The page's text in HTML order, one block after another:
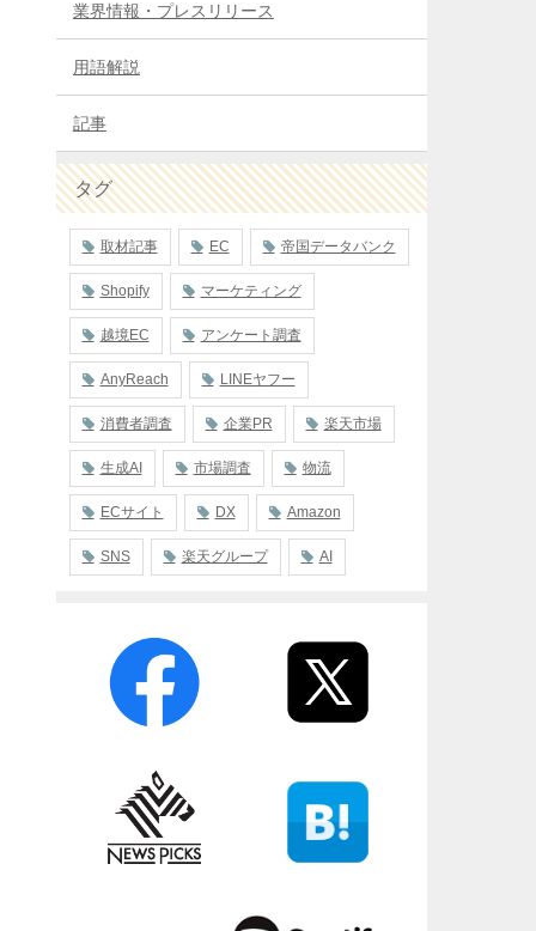
業界情報・プレスリリース
用語解説
記事
タグ
取材記事 EC 帝国データバンク
Shopify マーケティング
越境EC アンケート調査
AnyReach LINEヤフー
消費者調査 企業PR 楽天市場
生成AI 市場調査 物流
ECサイト DX Amazon
SNS 楽天グループ AI